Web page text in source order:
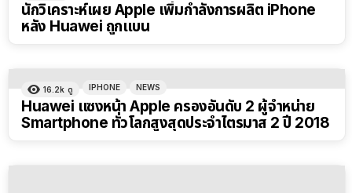
นักวิเคราะห์เผย Apple เพิ่มกำลังการผลิต iPhone
หลัง Huawei ถูกแบน
16.2k ดู IPHONE NEWS
Huawei แซงหน้า Apple ครองอันดับ 2 ผู้จำหน่าย
Smartphone ทั่วโลกสูงสุดประจำไตรมาส 2 ปี 2018